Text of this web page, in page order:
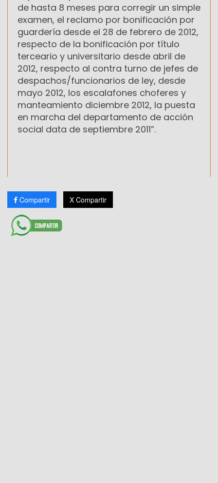
de hasta 8 meses para corregir un simple
examen, el reclamo por bonificación por
guardería desde el 28 de febrero de 2012,
respecto de la bonificación por título
terceario y universitario desde abril de
2012, respecto al contra turno de jefes de
despachos/funcionarios de ley, desde
mayo 2012, los escalafones choferes y
manteamiento diciembre 2012, la puesta
en marcha del departamento de acción
social data de septiembre 2011”.
Compartir X Compartir